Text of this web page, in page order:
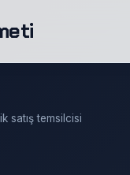
satış temsilcisi